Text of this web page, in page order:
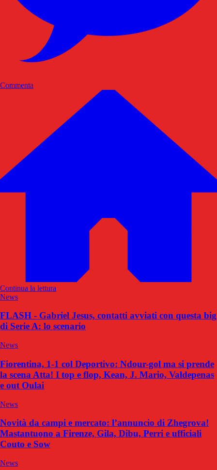
Commenta
Continua la lettura
News
FLASH - Gabriel Jesus, contatti avviati con questa big
di Serie A: lo scenario
News
Fiorentina, 1-1 col Deportivo: Ndour-gol ma si prende
la scena Atta! I top e flop, Kean, J. Mario, Valdepenas
e out Oulai
News
Novità da campi e mercato: l’annuncio di Zhegrova!
Mastantuono a Firenze, Gila, Dibu, Perri e ufficiali
Couto e Sow
News